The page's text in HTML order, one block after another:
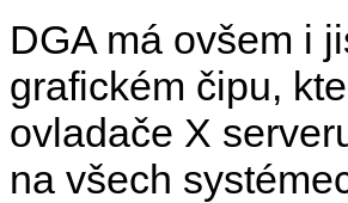
DGA má ovšem i
grafickém čipu,
ovladače X
na všech